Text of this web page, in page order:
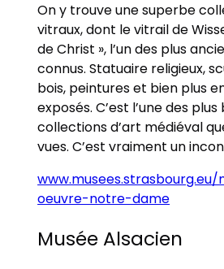
On y trouve une superbe
vitraux, dont le vitrail de
de Christ », l’un des plus
connus. Statuaire religieux,
bois, peintures et bien plus
exposés. C’est l’une des
collections d’art médiéval
vues. C’est vraiment un
oeuvre-notre-dame
Musée Alsacien